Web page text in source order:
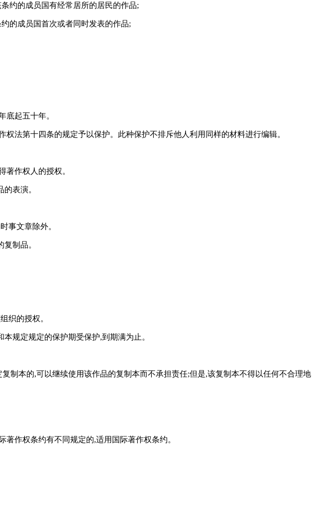
约的成员国有经常居所的居民的作品;
的成员国首次或者同时发表的作品;
底起五十年。
法第十四条的规定予以保护。此种保护不排斥他人利用同样的材料进行编辑。
著作权人的授权。
表演。
事文章除外。
制品。
织的授权。
规定规定的保护期受保护,到期满为止。
制本的,可以继续使用该作品的复制本而不承担责任;但是,该复制本不得以任何不合理地
作权条约有不同规定的,适用国际著作权条约。